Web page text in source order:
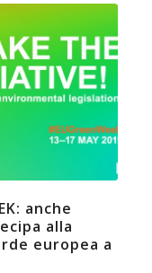
anche
alla
europea a